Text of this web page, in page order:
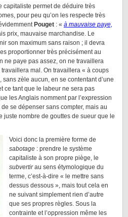
capitaliste permet de déduire très
pour peu qu’on les respecte très
Pouget : « à mauvaise paye,
prix, mauvaise marchandise. Le
son maximum sans raison ; il devra
proportionner très précisément au
ne paye pas assez, on ne travaillera
mal. On travaillera « à coups
zèle aucun, en se contentant d’une
ce tant que le labeur ne sera pas
les Anglais nomment par l’expression
se dépenser sans compter, mais au
juste nombre de gouttes de sueur que le
Voici donc la première forme de
sabotage : prendre le système
capitaliste à son propre piège, le
subvertirau sens étymologique du
terme, c’est-à-dire « le mettre sans
dessus dessous », mais tout cela en
ne suivant simplement rien d’autre
que ses propres règles. Sous la
contrainte et l’oppression même les